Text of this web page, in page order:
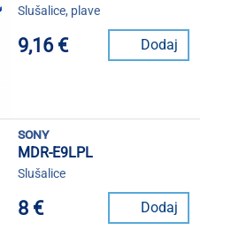
Slušalice, plave
9,16 € Dodaj
sony
MDR-E9LPL
Slušalice
8 € Dodaj